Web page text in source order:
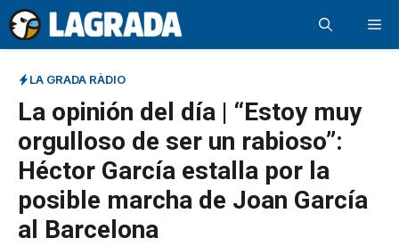
Saltar
al
contenido
LA GRADA RÀDIO
La opinión del día | “Estoy muy
orgulloso de ser un rabioso”:
Héctor García estalla por la
posible marcha de Joan García
al Barcelona